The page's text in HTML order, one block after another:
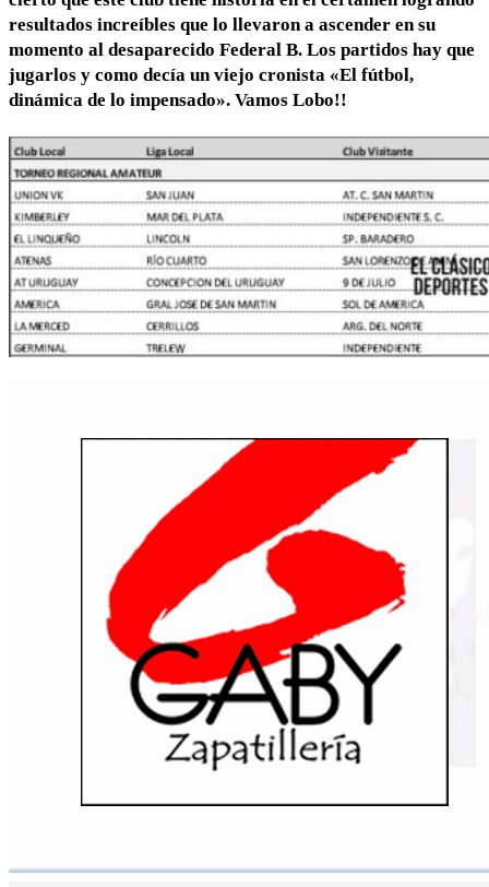
resultados increíbles que lo llevaron a ascender en su
momento al desaparecido Federal B. Los partidos hay que
jugarlos y como decía un viejo cronista «El fútbol,
dinámica de lo impensado». Vamos Lobo!!